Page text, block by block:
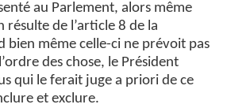
au Parlement, alors même
de l’article 8 de la
bien même celle-ci ne prévoit pas
des chose, le Président
qui le ferait juge a priori de ce
et exclure.